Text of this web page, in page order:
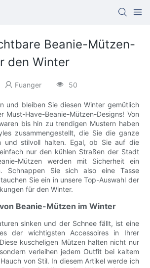
Beanie-Mützen-
den Winter
Fuanger 50
und bleiben Sie diesen Winter gemütlich
Must-Have-Beanie-Mützen-Designs! Von
bis hin zu trendigen Mustern haben
zusammengestellt, die Sie die ganze
und stilvoll halten. Egal, ob Sie auf die
nur den kühlen Straßen der Stadt
Mützen werden mit Sicherheit ein
Schnappen Sie sich also eine Tasse
Sie ein in unsere Top-Auswahl der
für den Winter.
Beanie-Mützen im Winter
sinken und der Schnee fällt, ist eine
der wichtigsten Accessoires in Ihrer
kuscheligen Mützen halten nicht nur
verleihen jedem Outfit bei kaltem
von Stil. In diesem Artikel werde ich